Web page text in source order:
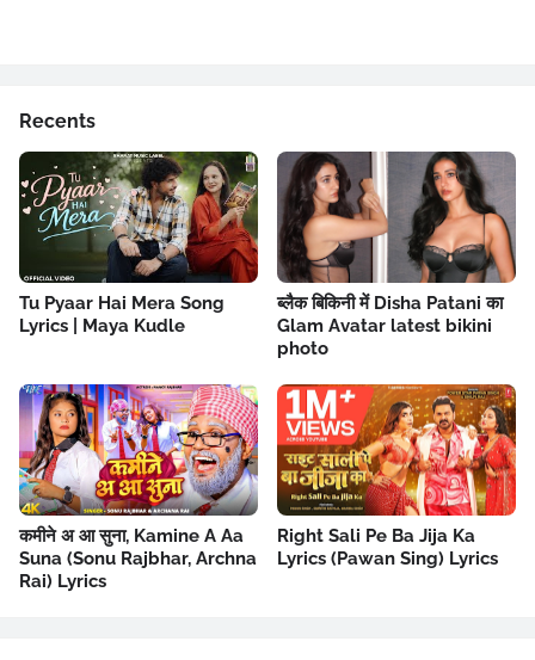
Recents
Tu Pyaar Hai Mera Song
Lyrics | Maya Kudle
ब्लैक बिकिनी में Disha Patani का
Glam Avatar latest bikini
photo
कमीने अ आ सुना, Kamine A Aa
Suna (Sonu Rajbhar, Archna
Rai) Lyrics
Right Sali Pe Ba Jija Ka
Lyrics (Pawan Sing) Lyrics